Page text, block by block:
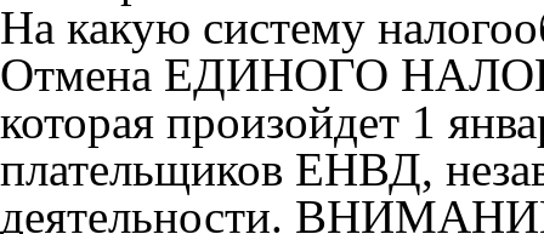
На какую систему
Отмена ЕДИНОГО
которая произойдет 1
плательщиков ЕНВД,
деятельности.